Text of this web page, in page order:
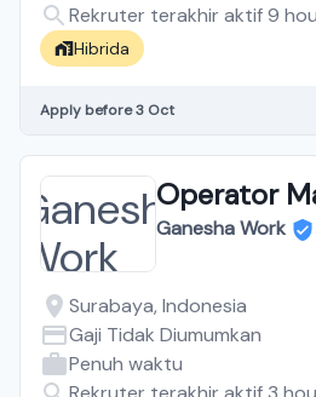
Rekruter terakhir aktif 9
Hibrida
Apply before 3 Oct
Operator
Ganesha Work
Surabaya, Indonesia
Gaji Tidak Diumumkan
Penuh waktu